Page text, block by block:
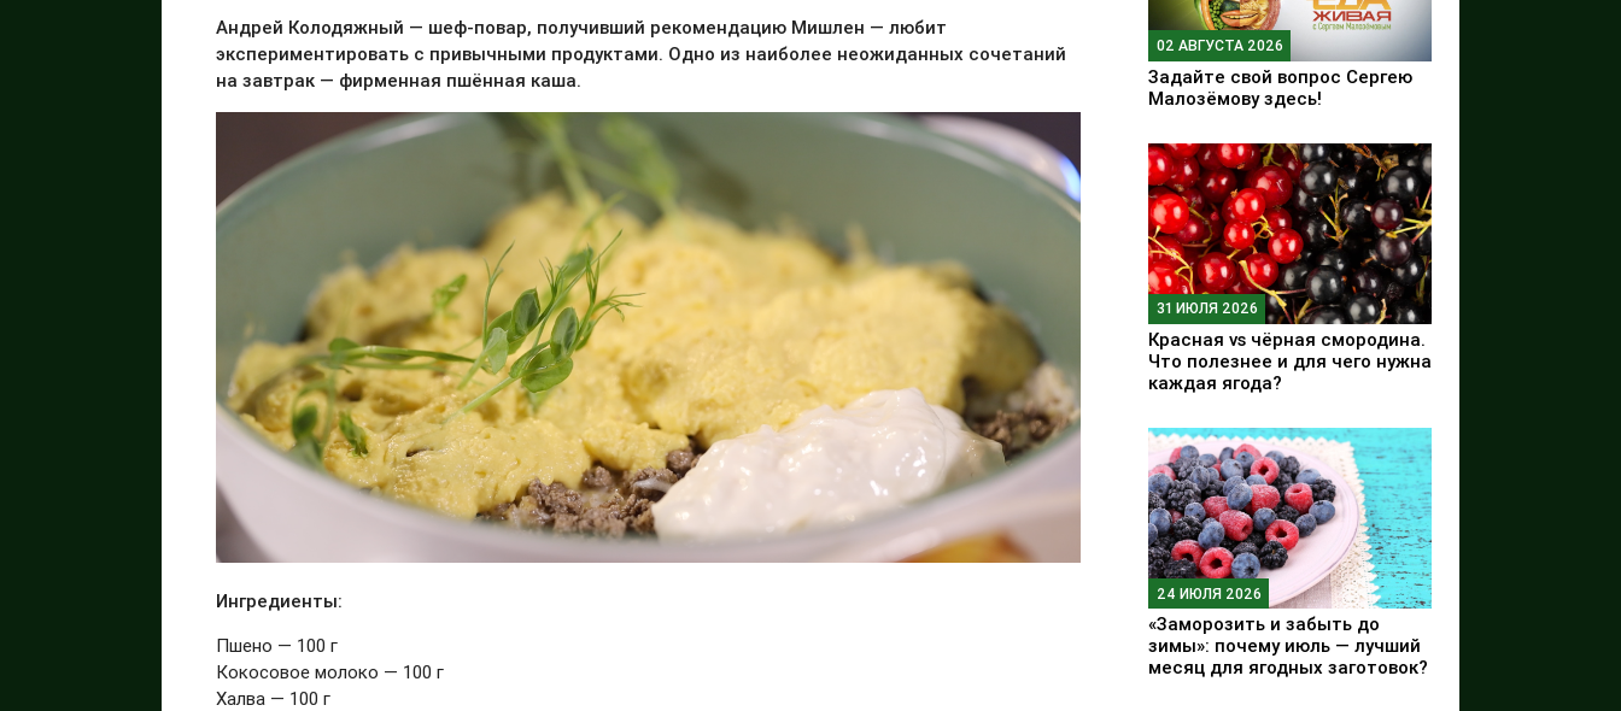
Андрей Колодяжный — шеф-повар, получивший рекомендацию Мишлен — любит
экспериментировать с привычными продуктами. Одно из наиболее неожиданных сочетаний
на завтрак — фирменная пшённая каша.
Ингредиенты:
Пшено — 100 г
Кокосовое молоко — 100 г
Халва — 100 г
02 АВГУСТА 2026
Задайте свой вопрос Сергею
Малозёмову здесь!
31 ИЮЛЯ 2026
Красная vs чёрная смородина.
Что полезнее и для чего нужна
каждая ягода?
24 ИЮЛЯ 2026
«Заморозить и забыть до
зимы»: почему июль — лучший
месяц для ягодных заготовок?